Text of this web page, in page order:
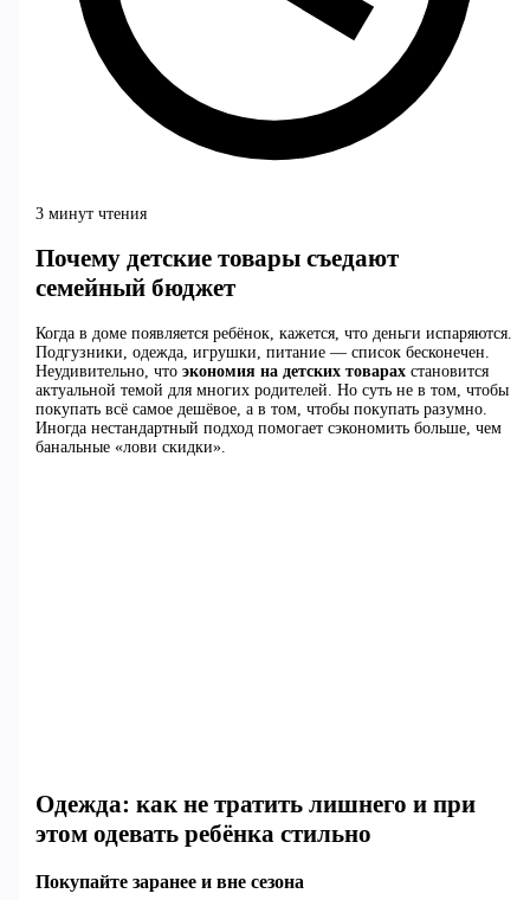
3 минут чтения
Почему детские товары съедают
семейный бюджет
Когда в доме появляется ребёнок, кажется, что деньги испаряются.
Подгузники, одежда, игрушки, питание — список бесконечен.
Неудивительно, что экономия на детских товарахстановится
актуальной темой для многих родителей. Но суть не в том, чтобы
покупать всё самое дешёвое, а в том, чтобы покупать разумно.
Иногда нестандартный подход помогает сэкономить больше, чем
банальные «лови скидки».
Одежда: как не тратить лишнего и при
этом одевать ребёнка стильно
Покупайте заранее и вне сезона